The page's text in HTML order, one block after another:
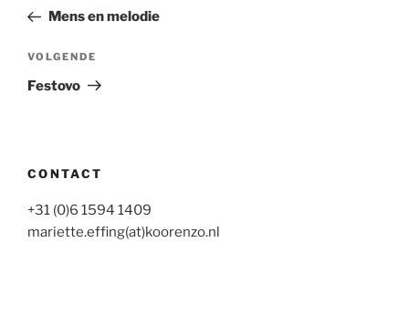
bericht
Mens en melodie
Volgend
bericht
VOLGENDE
Festovo
CONTACT
+31 (0)6 1594 1409
mariette.effing(at)koorenzo.nl